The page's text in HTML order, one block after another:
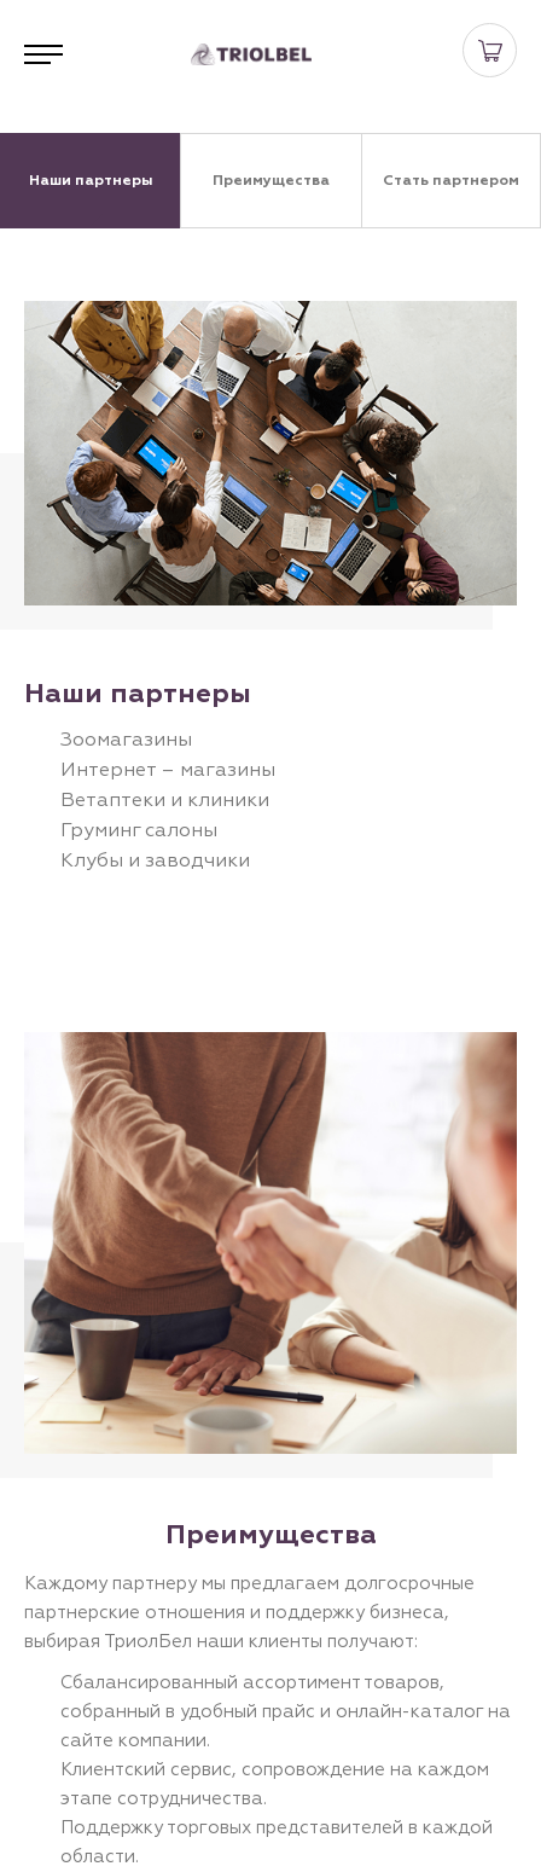
Наши партнеры Преимущества Стать партнером
Наши партнеры
Зоомагазины
Интернет – магазины
Ветаптеки и клиники
Груминг салоны
Клубы и заводчики
Преимущества
Каждому партнеру мы предлагаем долгосрочные
партнерские отношения и поддержку бизнеса,
выбирая ТриолБел наши клиенты получают:
Сбалансированный ассортимент товаров,
собранный в удобный прайс и онлайн-каталог на
сайте компании.
Клиентский сервис, сопровождение на каждом
этапе сотрудничества.
Поддержку торговых представителей в каждой
области.